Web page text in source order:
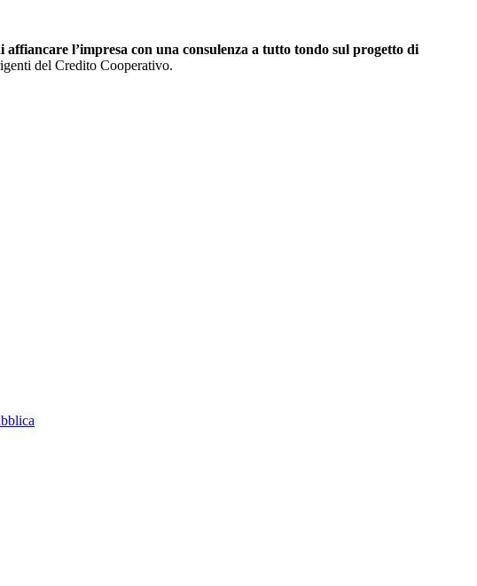
l’impresa con una consulenza a tutto tondo sul progetto di
del Credito Cooperativo.